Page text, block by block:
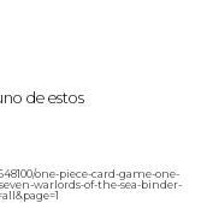
de estos
one-piece-card-game-one-
warlords-of-the-sea-binder-